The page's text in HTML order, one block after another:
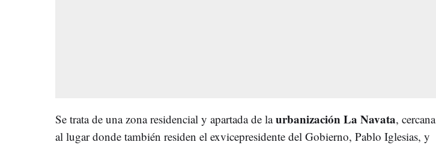
Se trata de una zona residencial y apartada de laurbanización La Navata, cercana
al lugar donde también residen el exvicepresidente del Gobierno, Pablo Iglesias, y